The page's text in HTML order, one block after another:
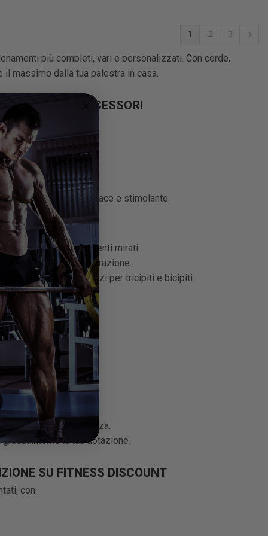
1 2 3
più completi, vari e personalizzati. Con corde,
massimo dalla tua palestra in casa.
I GIUSTI ACCESSORI
esercizi.
multifunzione.
multifunzione più efficace e stimolante.
più salda e movimenti mirati.
esercizi di spinta e trazione.
variazioni negli esercizi per tricipiti e bicipiti.
di movimenti.
tutto il corpo.
multifunzione.
fanno la differenza.
la tua dotazione.
SU FITNESS DISCOUNT
con: